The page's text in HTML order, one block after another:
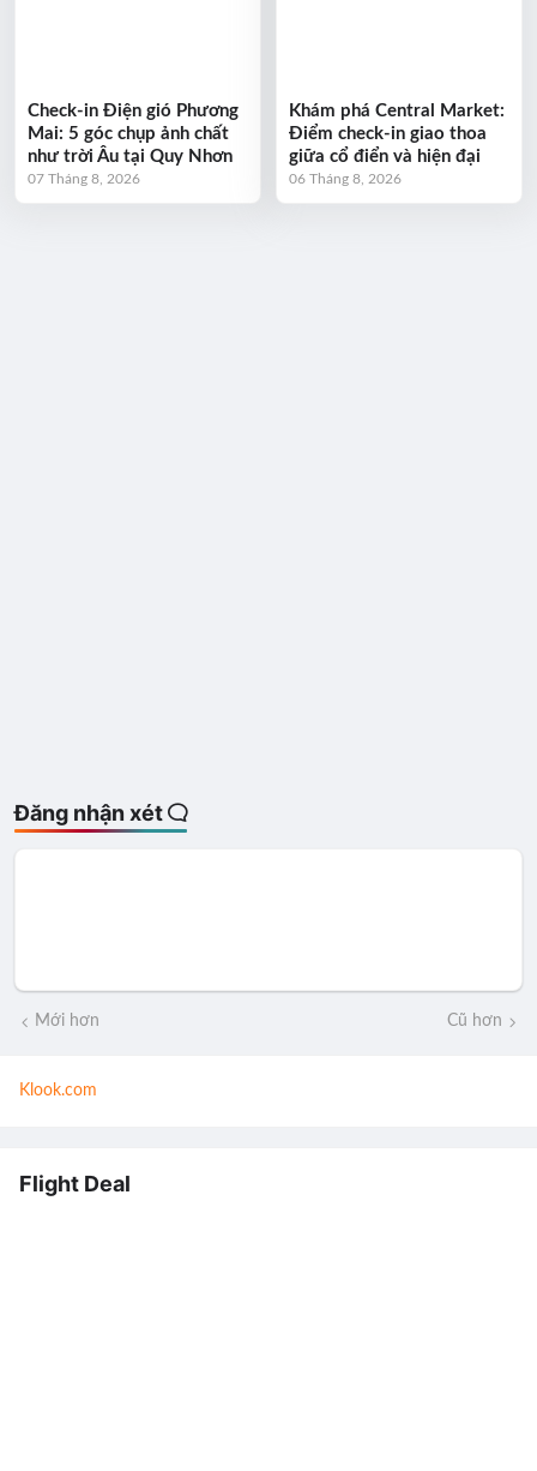
Check-in Điện gió Phương
Mai: 5 góc chụp ảnh chất
như trời Âu tại Quy Nhơn
07 Tháng 8, 2026
Khám phá Central Market:
Điểm check-in giao thoa
giữa cổ điển và hiện đại
06 Tháng 8, 2026
Đăng nhận xét
Mới hơn Cũ hơn
Klook.com
Flight Deal